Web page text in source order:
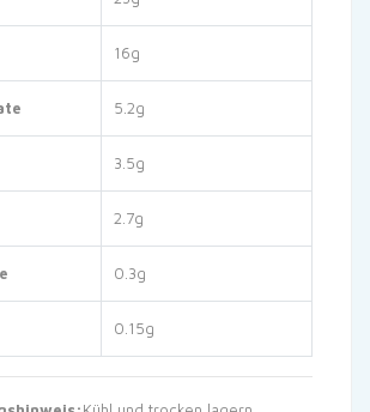
16g
5.2g
3.5g
2.7g
0.3g
0.15g